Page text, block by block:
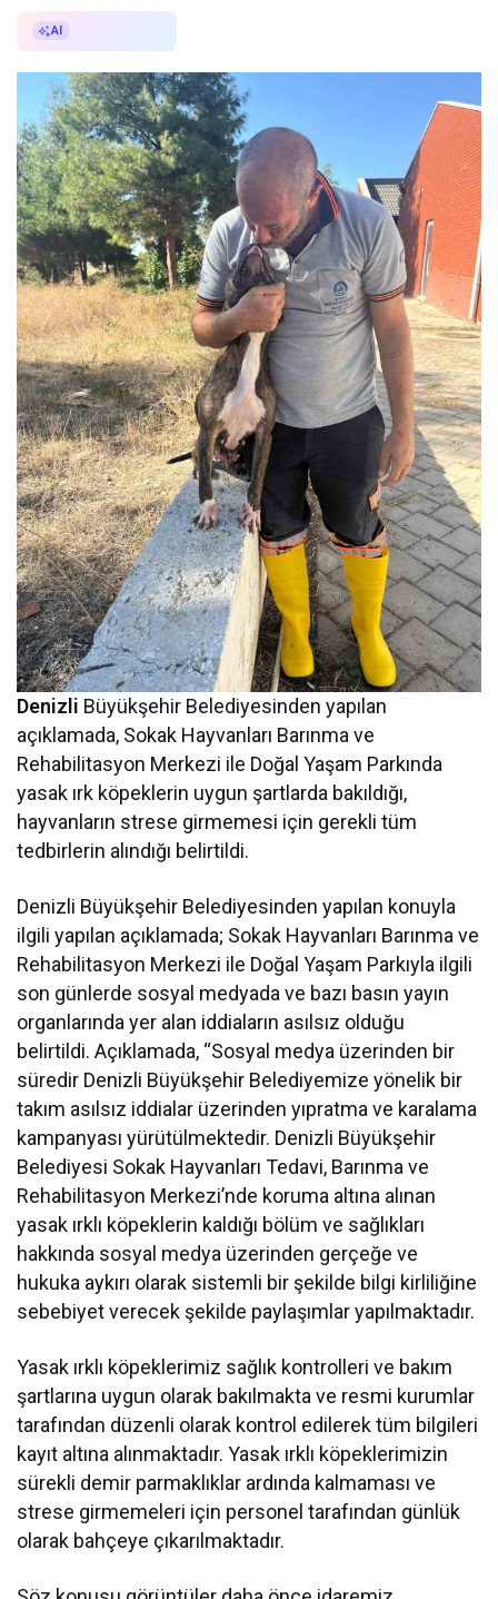
AI
Denizli Büyükşehir Belediyesinden yapılan
açıklamada, Sokak Hayvanları Barınma ve
Rehabilitasyon Merkezi ile Doğal Yaşam Parkında
yasak ırk köpeklerin uygun şartlarda bakıldığı,
hayvanların strese girmemesi için gerekli tüm
tedbirlerin alındığı belirtildi.
Denizli Büyükşehir Belediyesinden yapılan konuyla
ilgili yapılan açıklamada; Sokak Hayvanları Barınma ve
Rehabilitasyon Merkezi ile Doğal Yaşam Parkıyla ilgili
son günlerde sosyal medyada ve bazı basın yayın
organlarında yer alan iddiaların asılsız olduğu
belirtildi. Açıklamada, “Sosyal medya üzerinden bir
süredir Denizli Büyükşehir Belediyemize yönelik bir
takım asılsız iddialar üzerinden yıpratma ve karalama
kampanyası yürütülmektedir. Denizli Büyükşehir
Belediyesi Sokak Hayvanları Tedavi, Barınma ve
Rehabilitasyon Merkezi’nde koruma altına alınan
yasak ırklı köpeklerin kaldığı bölüm ve sağlıkları
hakkında sosyal medya üzerinden gerçeğe ve
hukuka aykırı olarak sistemli bir şekilde bilgi kirliliğine
sebebiyet verecek şekilde paylaşımlar yapılmaktadır.
Yasak ırklı köpeklerimiz sağlık kontrolleri ve bakım
şartlarına uygun olarak bakılmakta ve resmi kurumlar
tarafından düzenli olarak kontrol edilerek tüm bilgileri
kayıt altına alınmaktadır. Yasak ırklı köpeklerimizin
sürekli demir parmaklıklar ardında kalmaması ve
strese girmemeleri için personel tarafından günlük
olarak bahçeye çıkarılmaktadır.